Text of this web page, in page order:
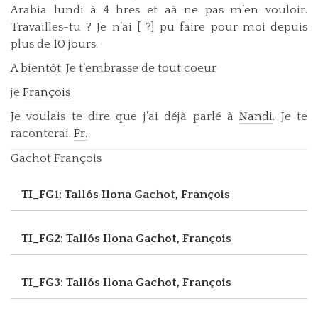
Arabia lundi à 4 hres et aà ne pas m’en vouloir.
Travailles-tu ? Je n’ai [ ?] pu faire pour moi depuis
plus de 10 jours.
A bientôt. Je t’embrasse de tout coeur
je François
Je voulais te dire que j’ai déjà parlé àNandi. Je te
raconterai. Fr.
Gachot François
TI_FG1: Tallós Ilona Gachot, François
TI_FG2: Tallós Ilona Gachot, François
TI_FG3: Tallós Ilona Gachot, François